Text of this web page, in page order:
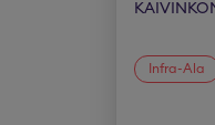
Infra-Ala